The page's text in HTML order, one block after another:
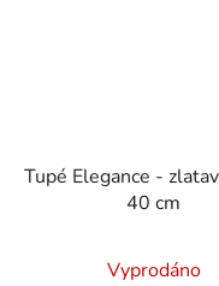
Tupé Elegance -
40 cm
Vyprodáno